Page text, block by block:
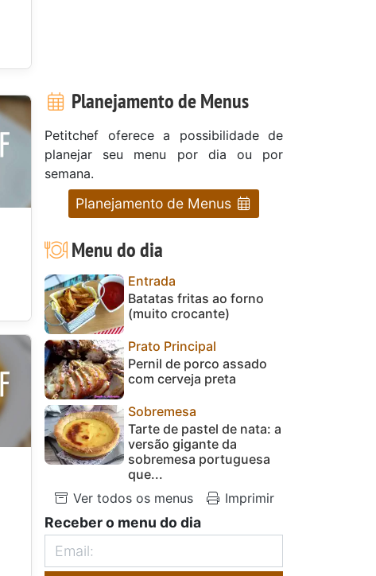
Planejamento de Menus
Petitchef oferece a possibilidade de
planejar seu menu por dia ou por
semana.
Planejamento de Menus
Menu do dia
Entrada
Batatas fritas ao forno
(muito crocante)
Prato Principal
Pernil de porco assado
com cerveja preta
Sobremesa
Tarte de pastel de nata: a
versão gigante da
sobremesa portuguesa
que...
Ver todos os menus
Imprimir
Receber o menu do dia